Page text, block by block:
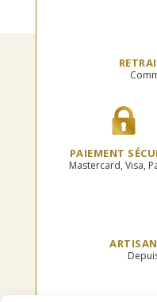
PAIEMENT
Mastercard, Visa,